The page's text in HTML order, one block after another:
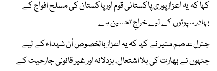
کہا کہ یہ اعزاز پوری پاکستانی قوم اور پاکستان کی مسلح افواج کے
بہادر سپوتوں کے لیے خراجِ تحسین ہے۔
جنرل عاصم منیر نے کہا کہ یہ اعزاز بالخصوص اُن شہداء کے لیے
جنہوں نے بھارت کی بلا اشتعال، بزدلانہ اور غیر قانونی جارحیت کے